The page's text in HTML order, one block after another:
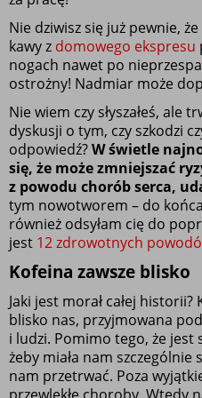
Nie dziwisz się już pewnie,
kawy z domowego ekspresu
nogach nawet po
ostrożny! Nadmiar może
Nie wiem czy słyszałeś, ale
dyskusji o tym, czy szkodzi
odpowiedź? W świetle
się, że może zmniejszać
z powodu chorób serca,
tym nowotworem – do
również odsyłam cię do
jest 12 zdrowotnych
Kofeina zawsze blisko
Jaki jest morał całej historii?
blisko nas, przyjmowana
i ludzi. Pomimo tego, że
żeby miała nam szczególnie
nam przetrwać. Poza